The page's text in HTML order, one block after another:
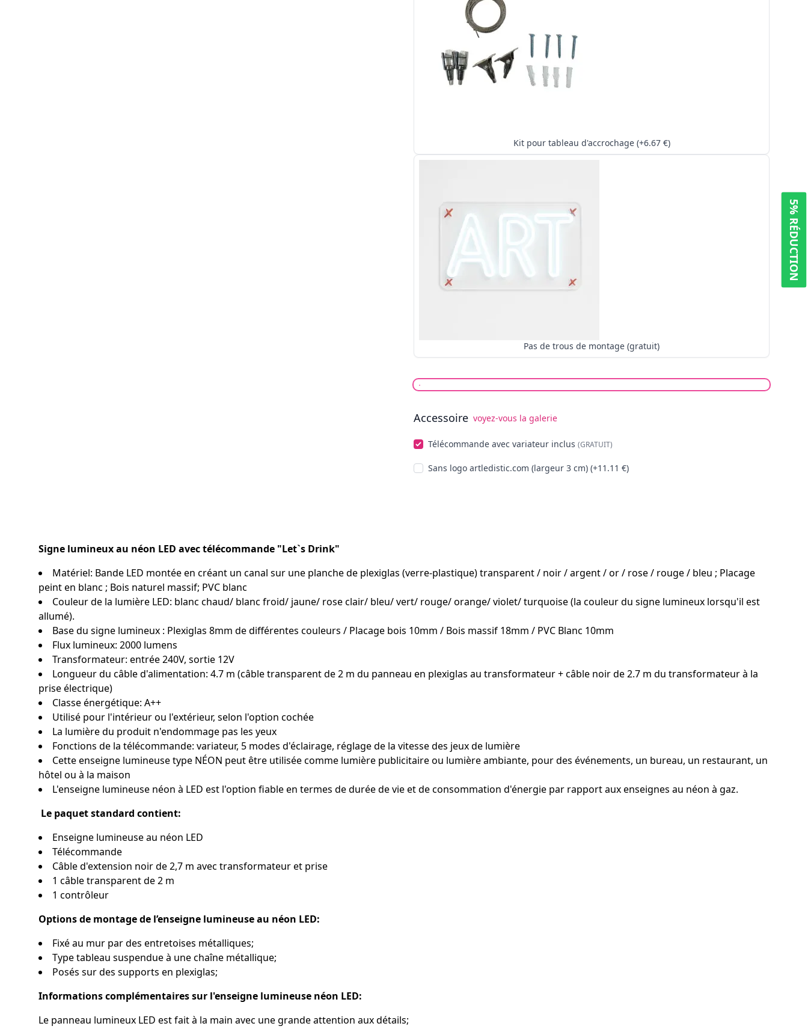
Kit pour tableau d'accrochage (+6.67 €)
Pas de trous de montage (gratuit)
Accessoire voyez-vous la galerie
Télécommande avec variateur inclus (GRATUIT)
Sans logo artledistic.com (largeur 3 cm) (+11.11 €)
Signe lumineux au néon LED avec télécommande "Let`s Drink"
Matériel: Bande LED montée en créant un canal sur une planche de plexiglas (verre-plastique) transparent / noir / argent / or / rose / rouge / bleu ; Placage
peint en blanc ; Bois naturel massif; PVC blanc
Couleur de la lumière LED: blanc chaud/ blanc froid/ jaune/ rose clair/ bleu/ vert/ rouge/ orange/ violet/ turquoise (la couleur du signe lumineux lorsqu'il est
allumé).
Base du signe lumineux : Plexiglas 8mm de différentes couleurs / Placage bois 10mm / Bois massif 18mm / PVC Blanc 10mm
Flux lumineux: 2000 lumens
Transformateur: entrée 240V, sortie 12V
Longueur du câble d'alimentation: 4.7 m (câble transparent de 2 m du panneau en plexiglas au transformateur + câble noir de 2.7 m du transformateur à la
prise électrique)
Classe énergétique: A++
Utilisé pour l'intérieur ou l'extérieur, selon l'option cochée
La lumière du produit n'endommage pas les yeux
Fonctions de la télécommande: variateur, 5 modes d'éclairage, réglage de la vitesse des jeux de lumière
Cette enseigne lumineuse type NÉON peut être utilisée comme lumière publicitaire ou lumière ambiante, pour des événements, un bureau, un restaurant, un
hôtel ou à la maison
L'enseigne lumineuse néon à LED est l'option fiable en termes de durée de vie et de consommation d'énergie par rapport aux enseignes au néon à gaz.
Le paquet standard contient:
Enseigne lumineuse au néon LED
Télécommande
Câble d'extension noir de 2,7 m avec transformateur et prise
1 câble transparent de 2 m
1 contrôleur
Options de montage de l’enseigne lumineuse au néon LED:
Fixé au mur par des entretoises métalliques;
Type tableau suspendue à une chaîne métallique;
Posés sur des supports en plexiglas;
Informations complémentaires sur l'enseigne lumineuse néon LED:
Le panneau lumineux LED est fait à la main avec une grande attention aux détails;
5% RÉDUCTION